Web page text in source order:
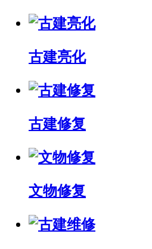
古建亮化
古建修复
文物修复